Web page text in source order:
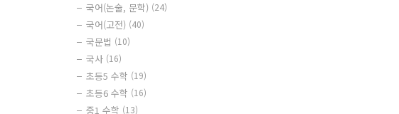
국어(논술, 문학) (24)
국어(고전) (40)
국문법 (10)
국사 (16)
초등5 수학 (19)
초등6 수학 (16)
중1 수학 (13)